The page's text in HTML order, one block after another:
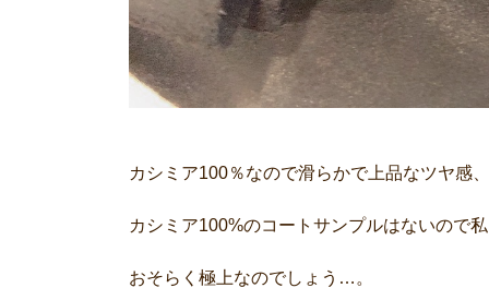
カシミア100％なので滑らかで上品なツヤ感
カシミア100%のコートサンプルはないので
おそらく極上なのでしょう…。